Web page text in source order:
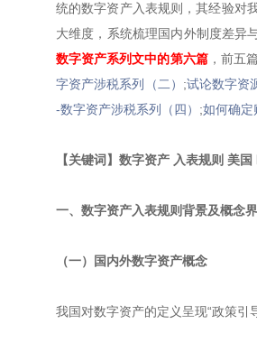
统的数字资产入表规则，其经验对
大维度，系统梳理国内外制度差异
数字资产系列文中的第六篇，前五
字资产涉税系列（二） ;试论数字资
-数字资产涉税系列（四） ;如何确
【关键词】数字资产 入表规则 美
一、数字资产入表规则背景及概念
（一）国内外数字资产概念
我国对数字资产的定义呈现“政策引